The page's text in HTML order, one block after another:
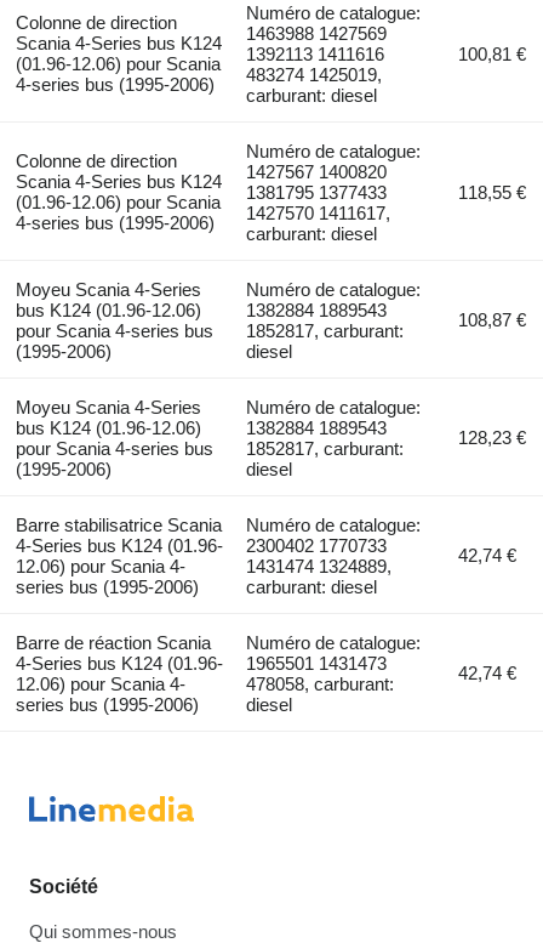
Colonne de direction
Scania 4-Series bus K124
(01.96-12.06) pour Scania
4-series bus (1995-2006)
Numéro de catalogue:
1463988 1427569
1392113 1411616
483274 1425019,
carburant: diesel
100,81 €
Colonne de direction
Scania 4-Series bus K124
(01.96-12.06) pour Scania
4-series bus (1995-2006)
Numéro de catalogue:
1427567 1400820
1381795 1377433
1427570 1411617,
carburant: diesel
118,55 €
Moyeu Scania 4-Series
bus K124 (01.96-12.06)
pour Scania 4-series bus
(1995-2006)
Numéro de catalogue:
1382884 1889543
1852817, carburant:
diesel
108,87 €
Moyeu Scania 4-Series
bus K124 (01.96-12.06)
pour Scania 4-series bus
(1995-2006)
Numéro de catalogue:
1382884 1889543
1852817, carburant:
diesel
128,23 €
Barre stabilisatrice Scania
4-Series bus K124 (01.96-
12.06) pour Scania 4-
series bus (1995-2006)
Numéro de catalogue:
2300402 1770733
1431474 1324889,
carburant: diesel
42,74 €
Barre de réaction Scania
4-Series bus K124 (01.96-
12.06) pour Scania 4-
series bus (1995-2006)
Numéro de catalogue:
1965501 1431473
478058, carburant:
diesel
42,74 €
Société
Qui sommes-nous